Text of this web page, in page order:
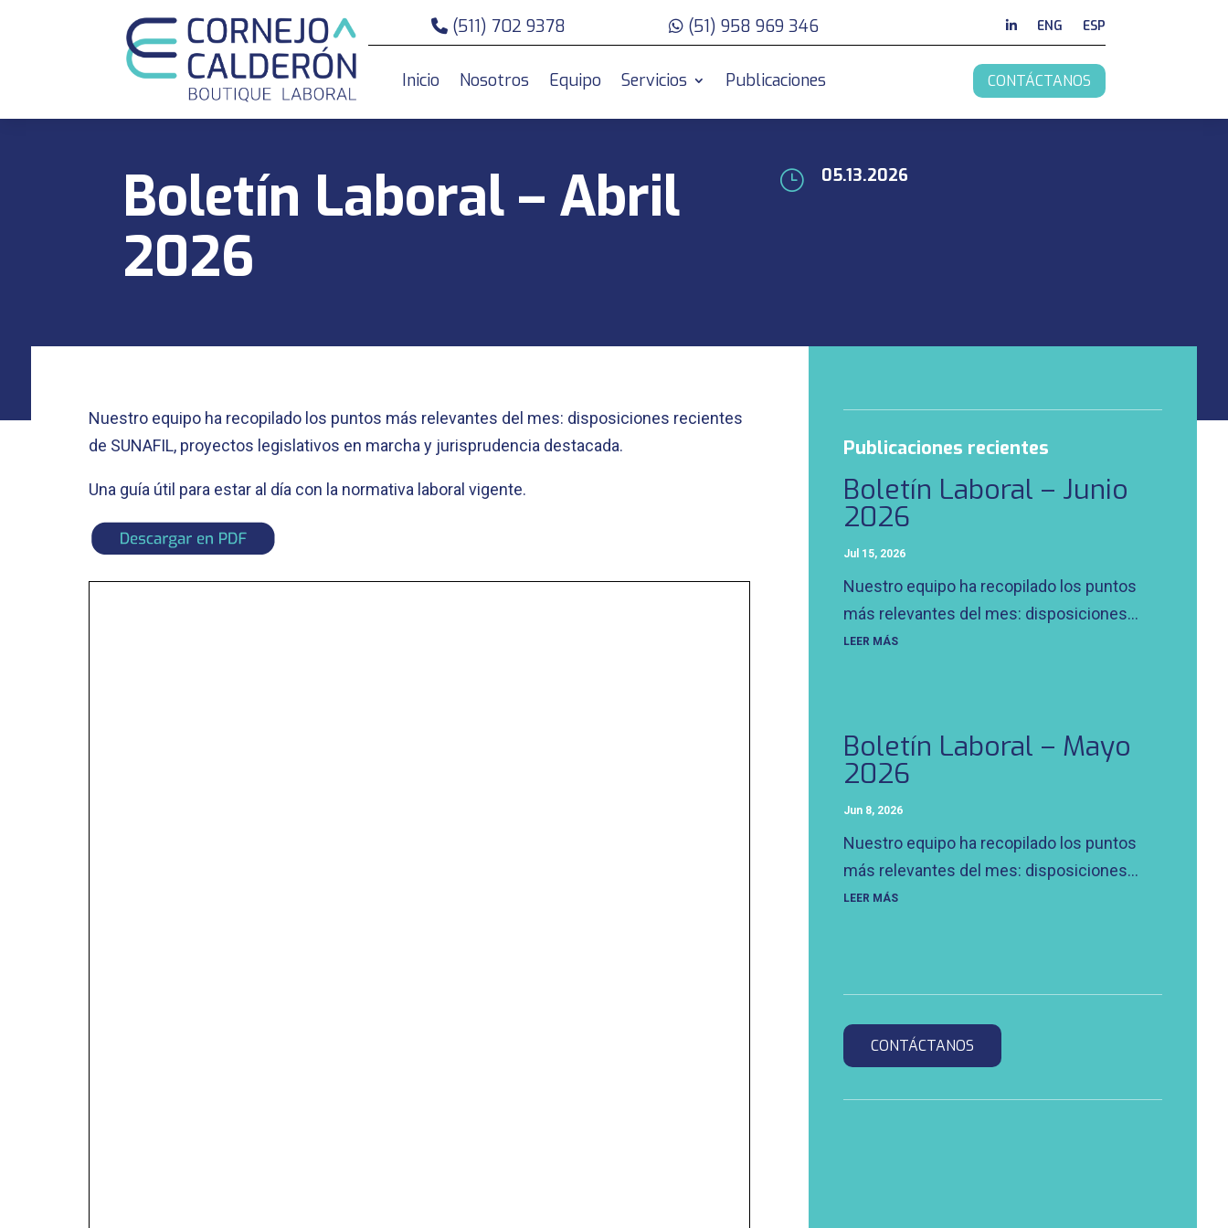
(511) 702 9378 (51) 958 969 346 ENG ESP
Inicio Nosotros Equipo Servicios Publicaciones CONTÁCTANOS
Boletín Laboral – Abril
2026
} 05.13.2026
Nuestro equipo ha recopilado los puntos más relevantes del mes: disposiciones recientes
de SUNAFIL, proyectos legislativos en marcha y jurisprudencia destacada.
Una guía útil para estar al día con la normativa laboral vigente.
Publicaciones recientes
Boletín Laboral – Junio
2026
Jul 15, 2026
Nuestro equipo ha recopilado los puntos
más relevantes del mes: disposiciones...
LEER MÁS
Boletín Laboral – Mayo
2026
Jun 8, 2026
Nuestro equipo ha recopilado los puntos
más relevantes del mes: disposiciones...
LEER MÁS
CONTÁCTANOS